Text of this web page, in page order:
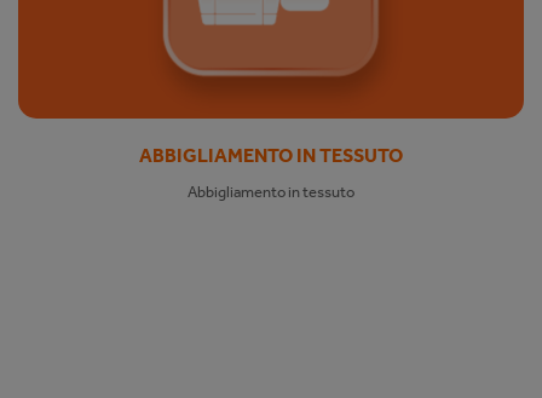
ABBIGLIAMENTO IN TESSUTO
Abbigliamento in tessuto